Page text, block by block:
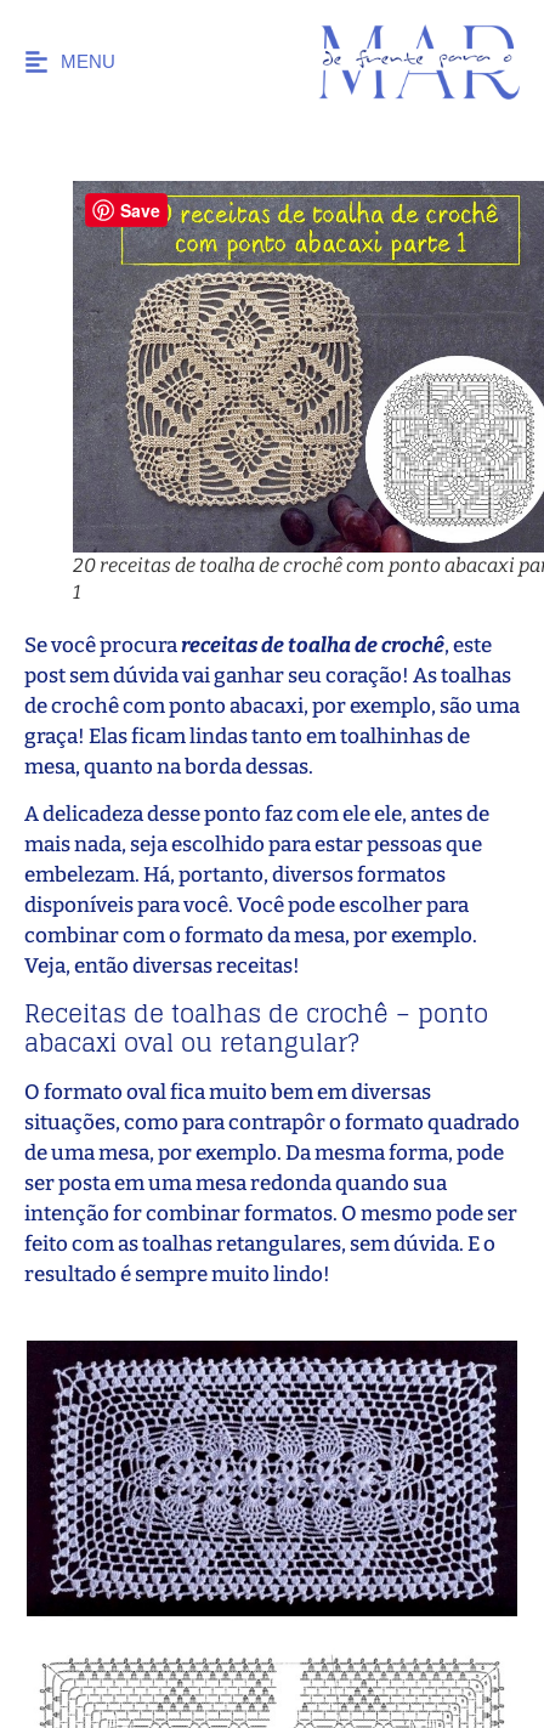
MENU
20 receitas de toalha de crochê com ponto abacaxi
1
Se você procurareceitas de toalha de crochê, este
post sem dúvida vai ganhar seu coração! As toalhas
de crochê com ponto abacaxi, por exemplo, são uma
graça! Elas ficam lindas tanto em toalhinhas de
mesa, quanto na borda dessas.
A delicadeza desse ponto faz com ele ele, antes de
mais nada, seja escolhido para estar pessoas que
embelezam. Há, portanto, diversos formatos
disponíveis para você. Você pode escolher para
combinar com o formato da mesa, por exemplo.
Veja, então diversas receitas!
Receitas de toalhas de crochê – ponto
abacaxi oval ou retangular?
O formato oval fica muito bem em diversas
situações, como para contrapôr o formato quadrado
de uma mesa, por exemplo. Da mesma forma, pode
ser posta em uma mesa redonda quando sua
intenção for combinar formatos. O mesmo pode ser
feito com as toalhas retangulares, sem dúvida. E o
resultado é sempre muito lindo!
Save